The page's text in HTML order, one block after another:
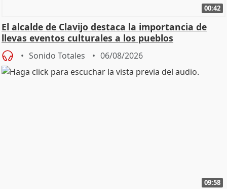
00:42
El alcalde de Clavijo destaca la importancia de
llevas eventos culturales a los pueblos
Sonido Totales 06/08/2026
09:58